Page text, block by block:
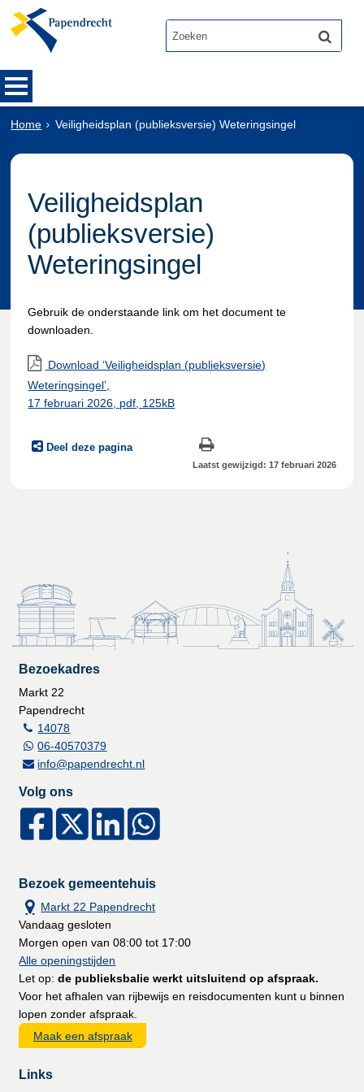
Home Veiligheidsplan (publieksversie) Weteringsingel
Veiligheidsplan
(publieksversie)
Weteringsingel
Gebruik de onderstaande link om het document te
downloaden.
Download ‘Veiligheidsplan (publieksversie)
Weteringsingel’,
17 februari 2026, pdf , 125kB
Deel deze pagina
Laatst gewijzigd: 17 februari 2026
Bezoekadres
Markt 22
Papendrecht
14078
06-40570379
info@papendrecht.nl
Volg ons
Bezoek gemeentehuis
Markt 22 Papendrecht
Vandaag gesloten
Morgen open van 08:00 tot 17:00
Alle openingstijden
Let op:de publieksbalie werkt uitsluitend op afspraak.
Voor het afhalen van rijbewijs en reisdocumenten kunt u binnen
lopen zonder afspraak.
Maak een afspraak
Links